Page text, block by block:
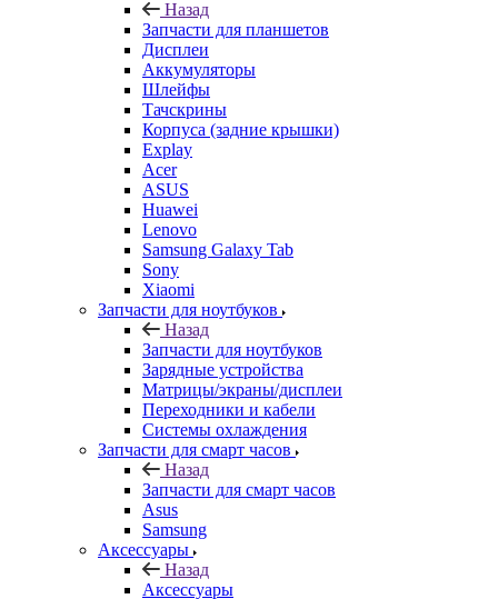
Дисплеи
Аккумуляторы
Шлейфы
Тачскрины
Корпуса (задние крышки)
Explay
Acer
ASUS
Huawei
Lenovo
Samsung Galaxy Tab
Sony
Xiaomi
Запчасти для ноутбуков
Назад
Запчасти для ноутбуков
Зарядные устройства
Матрицы/экраны/дисплеи
Переходники и кабели
Системы охлаждения
Запчасти для смарт часов
Назад
Запчасти для смарт часов
Asus
Samsung
Аксессуары
Назад
Аксессуары
Apple